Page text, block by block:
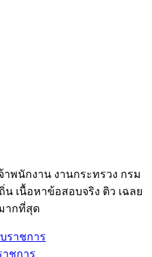
พนักงาน งานกระทรวง กรม
เนื้อหาข้อสอบจริง ติว เฉลย
ากที่สุด
ราชการ
ชการ